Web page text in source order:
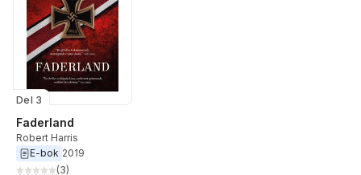
Del 3
Faderland
Robert Harris
E-bok 2019
(3)